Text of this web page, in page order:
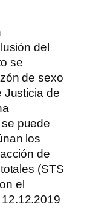
del
se
de sexo
Justicia de
puede
los
de
(STS
el